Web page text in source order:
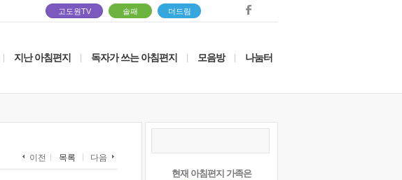
고도원TV 솔패 더드림
지난 아침편지 독자가 쓰는 아침편지 모음방 나눔터
이전 목록 다음
현재 아침편지 가족은